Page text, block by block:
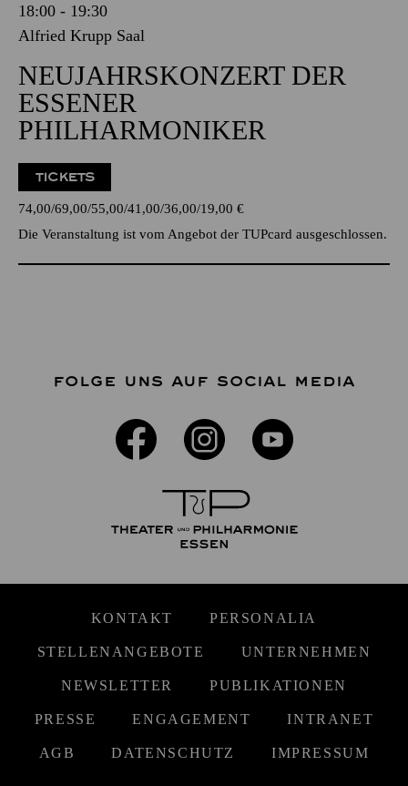
18:00 - 19:30
Alfried Krupp Saal
NEUJAHRSKONZERT DER
ESSENER
PHILHARMONIKER
TICKETS
74,00 69,00 55,00 41,00 36,00 19,00 €
Die Veranstaltung ist vom Angebot der TUPcard ausgeschlossen.
FOLGE UNS AUF SOCIAL MEDIA
KONTAKT PERSONALIA
STELLENANGEBOTE UNTERNEHMEN
NEWSLETTER PUBLIKATIONEN
PRESSE ENGAGEMENT INTRANET
AGB DATENSCHUTZ IMPRESSUM